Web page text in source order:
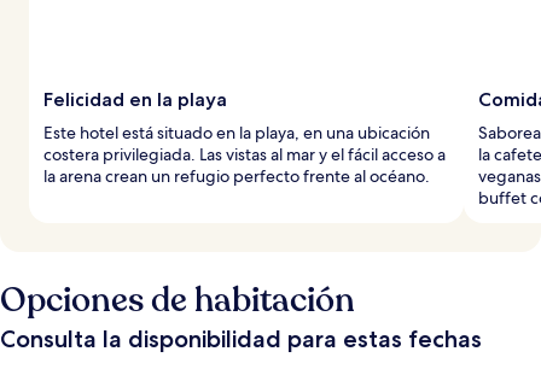
Felicidad en la playa
Este hotel está situado en la playa, en una ubicación
costera privilegiada. Las vistas al mar y el fácil acceso a
la arena crean un refugio perfecto frente al océano.
la
buffet
Opciones de habitación
Consulta la disponibilidad para estas fechas